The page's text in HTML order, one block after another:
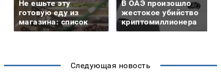
Не ешьте эту
готовую еду из
магазина: список
В ОАЭ произошло
жестокое убийство
криптомиллионера
Следующая новость